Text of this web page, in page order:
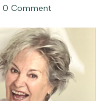
0 Comment